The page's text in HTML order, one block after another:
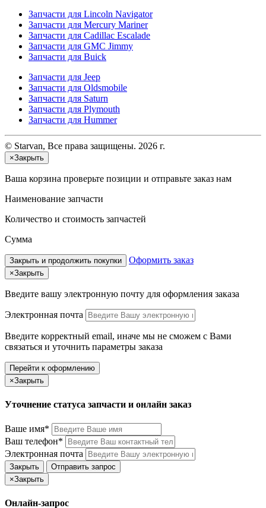
Запчасти для Lincoln Navigator
Запчасти для Mercury Mariner
Запчасти для Cadillac Escalade
Запчасти для GMC Jimmy
Запчасти для Buick
Запчасти для Jeep
Запчасти для Oldsmobile
Запчасти для Saturn
Запчасти для Plymouth
Запчасти для Hummer
© Starvan, Все права защищены. 2026 г.
×Закрыть
Ваша корзина проверьте позиции и отправьте заказ нам
Наименование запчасти
Количество и стоимость запчастей
Сумма
Закрыть и продолжить покупки Оформить заказ
×Закрыть
Введите вашу электронную почту для оформления заказа
Электронная почта
Введите корректный email, иначе мы не сможем с Вами
связаться и уточнить параметры заказа
Перейти к оформлению
×Закрыть
Уточнение статуса запчасти и онлайн заказ
Ваше имя*
Ваш телефон*
Электронная почта
Закрыть
Отправить запрос
×Закрыть
Онлайн-запрос